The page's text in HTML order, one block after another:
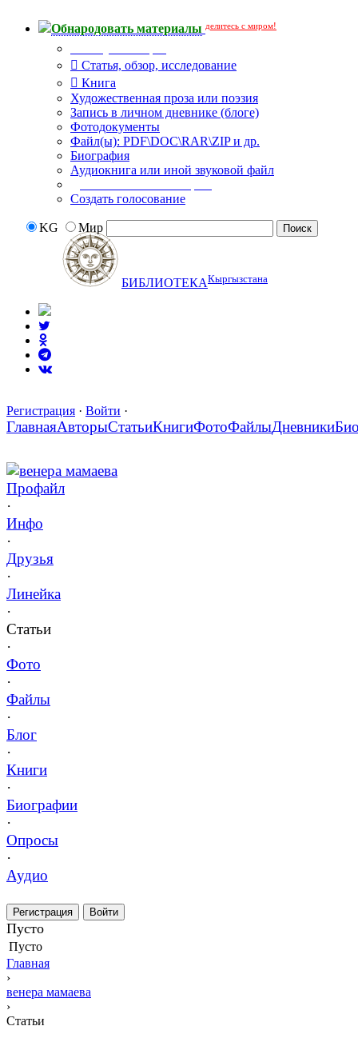
Обнародовать материалы делитесь с миром!
Статья, обзор, исследование
Книга
Художественная проза или поэзия
Запись в личном дневнике (блоге)
Фотодокументы
Файл(ы): PDF\DOC\RAR\ZIP и др.
Биография
Аудиокнига или иной звуковой файл
Создать голосование
KG Мир
БИБЛИОТЕКАКыргызстана
Регистрация · Войти ·
ГлавнаяАвторыСтатьиКнигиФотоФайлыДневники
венера мамаева
Профайл
·
Инфо
·
Друзья
·
Линейка
·
Статьи
·
Фото
·
Файлы
·
Блог
·
Книги
·
Биографии
·
Опросы
·
Аудио
Регистрация Войти
Пусто
Пусто
Главная
›
венера мамаева
›
Статьи